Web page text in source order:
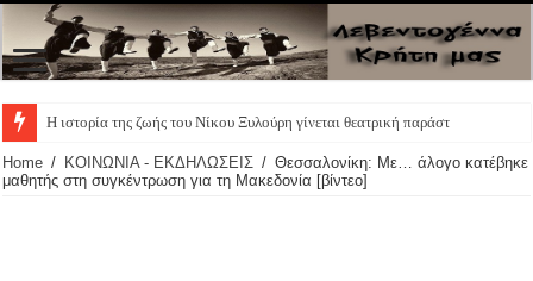
Home / ΚΟΙΝΩΝΙΑ - ΕΚΔΗΛΩΣΕΙΣ / Θεσσαλονίκη: Με… άλογο κατέβηκε
μαθητής στη συγκέντρωση για τη Μακεδονία [βίντεο]